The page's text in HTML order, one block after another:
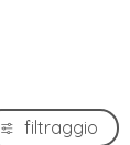
filtraggio